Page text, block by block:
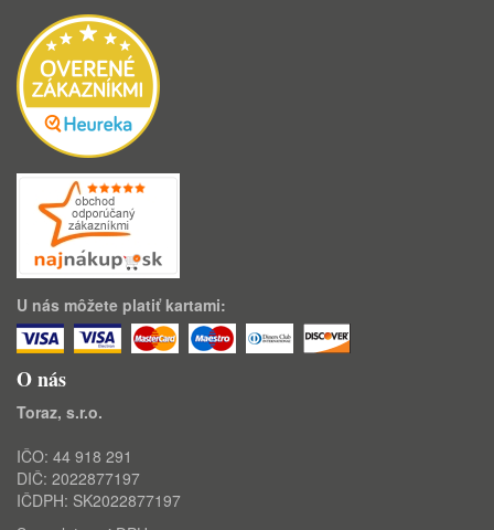
U nás môžete platiť kartami:
O nás
Toraz, s.r.o.
IČO: 44 918 291
DIČ: 2022877197
IČDPH: SK2022877197